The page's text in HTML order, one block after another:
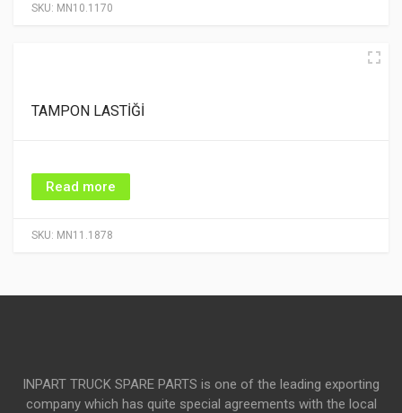
SKU: MN10.1170
SKU: MN11.1878
TAMPON LASTİĞİ
Read more
INPART TRUCK SPARE PARTS is one of the leading exporting
company which has quite special agreements with the local